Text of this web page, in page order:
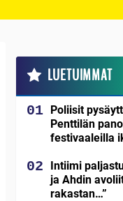
LUETUIMMAT
Poliisit
Penttilän
festivaaleilla
Intiimi
ja Ahdin
rakastan…”